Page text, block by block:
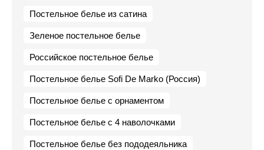
Постельное белье из сатина
Зеленое постельное белье
Российское постельное белье
Постельное белье Sofi De Marko (Россия)
Постельное белье с орнаментом
Постельное белье с 4 наволочками
Постельное белье без пододеяльника